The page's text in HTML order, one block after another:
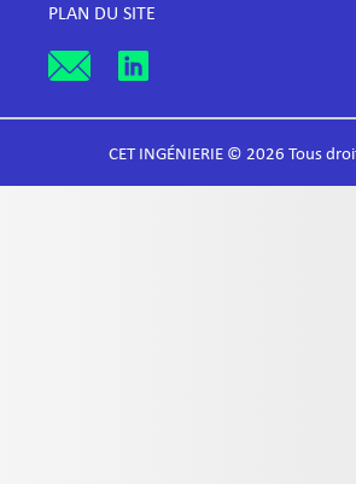
PLAN DU SITE
CET INGÉNIERIE © 2026 Tous